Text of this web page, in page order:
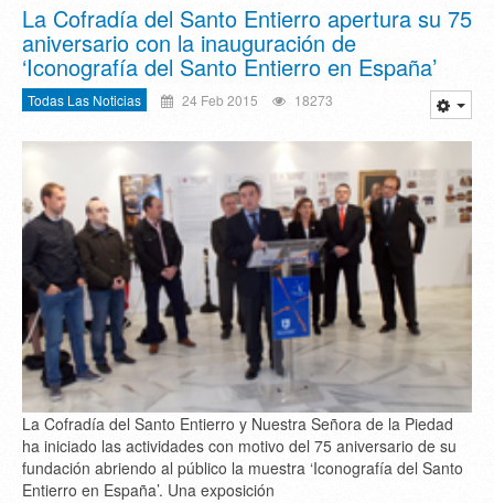
La Cofradía del Santo Entierro apertura su 75
aniversario con la inauguración de
‘Iconografía del Santo Entierro en España’
Todas Las Noticias 24 Feb 2015 18273
La Cofradía del Santo Entierro y Nuestra Señora de la Piedad
ha iniciado las actividades con motivo del 75 aniversario de su
fundación abriendo al público la muestra ‘Iconografía del Santo
Entierro en España’. Una exposición